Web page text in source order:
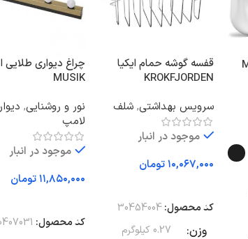
قفسه گوشه حمام ایکیا
KROKFJORDEN
سرویس بهداشتی, شلف
موجود در انبار
تومان
کد محصول:30454004
وزن 0.27 کیلوگرم
چراغ دیواری طلایی
MUSIK
نور و روشنایی,
لامپ
موجود در انبار
تومان
کد محصول: